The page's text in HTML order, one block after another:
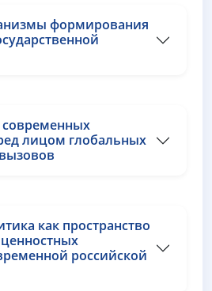
формирования
глобальных
как пространство
российской